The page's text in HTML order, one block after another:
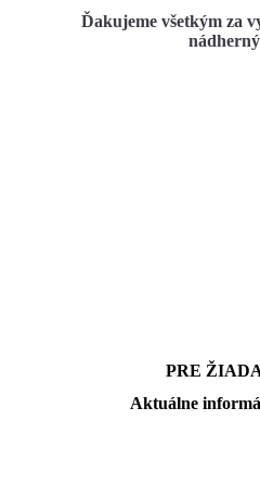
Ďakujeme všetkým za
PRE
Aktuálne